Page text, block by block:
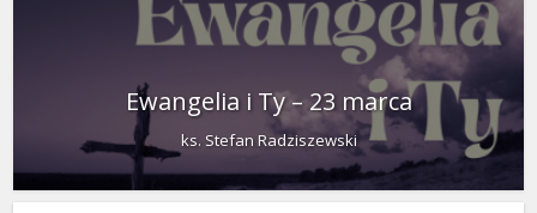
Ewangelia i Ty – 23 marca
ks. Stefan Radziszewski